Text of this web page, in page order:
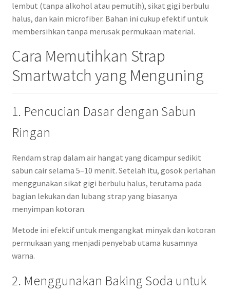
lembut (tanpa alkohol atau pemutih), sikat gigi berbulu
halus, dan kain microfiber. Bahan ini cukup efektif untuk
membersihkan tanpa merusak permukaan material.
Cara Memutihkan Strap
Smartwatch yang Menguning
1. Pencucian Dasar dengan Sabun
Ringan
Rendam strap dalam air hangat yang dicampur sedikit
sabun cair selama 5–10 menit. Setelah itu, gosok perlahan
menggunakan sikat gigi berbulu halus, terutama pada
bagian lekukan dan lubang strap yang biasanya
menyimpan kotoran.
Metode ini efektif untuk mengangkat minyak dan kotoran
permukaan yang menjadi penyebab utama kusamnya
warna.
2. Menggunakan Baking Soda untuk